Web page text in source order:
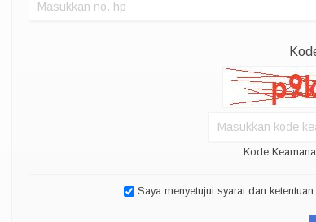
Kode
Saya menyetujui syarat dan